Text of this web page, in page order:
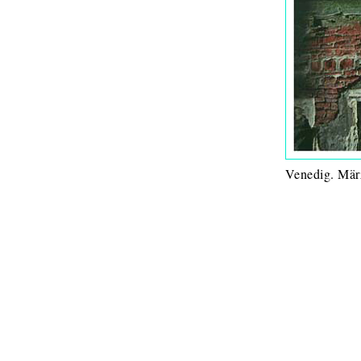
Venedig.